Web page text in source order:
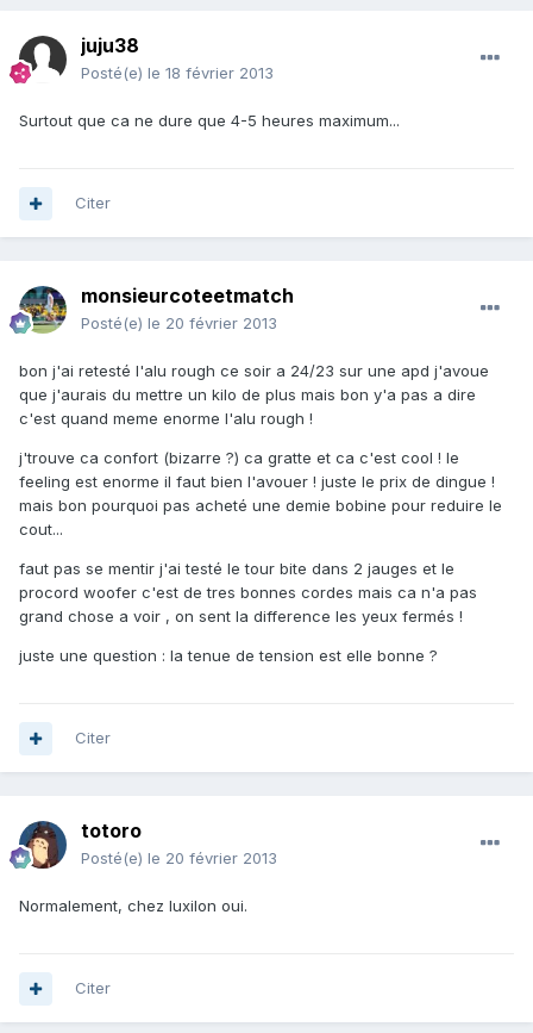
juju38
Posté(e) le 18 février 2013
Surtout que ca ne dure que 4-5 heures maximum...
Citer
monsieurcoteetmatch
Posté(e) le 20 février 2013
bon j'ai retesté l'alu rough ce soir a 24/23 sur une apd j'avoue
que j'aurais du mettre un kilo de plus mais bon y'a pas a dire
c'est quand meme enorme l'alu rough !
j'trouve ca confort (bizarre ?) ca gratte et ca c'est cool ! le
feeling est enorme il faut bien l'avouer ! juste le prix de dingue !
mais bon pourquoi pas acheté une demie bobine pour reduire le
cout...
faut pas se mentir j'ai testé le tour bite dans 2 jauges et le
procord woofer c'est de tres bonnes cordes mais ca n'a pas
grand chose a voir , on sent la difference les yeux fermés !
juste une question : la tenue de tension est elle bonne ?
Citer
totoro
Posté(e) le 20 février 2013
Normalement, chez luxilon oui.
Citer